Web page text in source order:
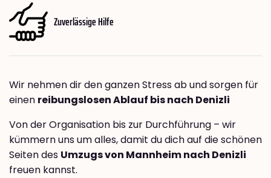
Zuverlässige Hilfe
Wir nehmen dir den ganzen Stress ab und sorgen für
einen reibungslosen Ablauf bis nach Denizli
Von der Organisation bis zur Durchführung – wir
kümmern uns um alles, damit du dich auf die schönen
Seiten des Umzugs von Mannheim nach Denizli
freuen kannst.